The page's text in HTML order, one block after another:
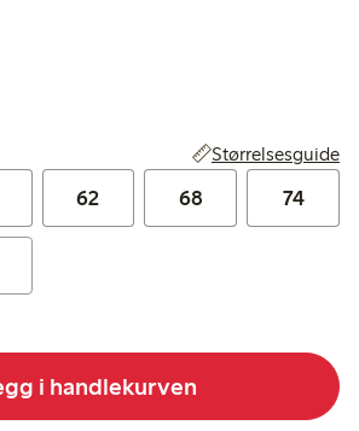
Størrelsesguide
62 68 74
i handlekurven